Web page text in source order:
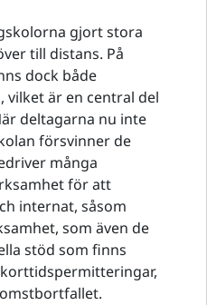
gjort stora
till distans. På
dock både
är en central del
deltagarna nu inte
försvinner de
många
för att
internat, såsom
som även de
stöd som finns